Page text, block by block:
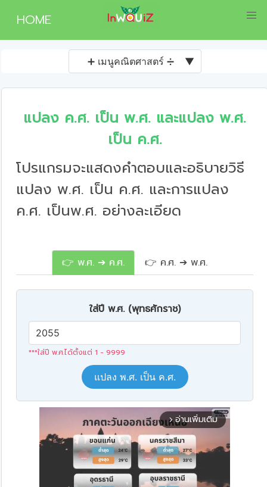
HOME
➕ เมนูคณิตศาสตร์ ➗ ▼
แปลง ค.ศ. เป็น พ.ศ. และแปลง พ.ศ.
เป็น ค.ศ.
โปรแกรมจะแสดงคำตอบและอธิบายวิธี
แปลง พ.ศ. เป็น ค.ศ. และการแปลง
ค.ศ. เป็นพ.ศ. อย่างละเอียด
👉 พ.ศ. ➔ ค.ศ. 👉 ค.ศ. ➔ พ.ศ.
ใส่ปี พ.ศ. (พุทธศักราช)
***ใส่ปี พ.ศ.ได้ตั้งแต่ 1 - 9999
แปลง พ.ศ. เป็น ค.ศ.
arrow_forward_ios อ่านเพิ่มเติม